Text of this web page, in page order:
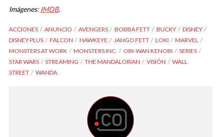
Imágenes: IMDB.
ACCIONES ANUNCIO AVENGERS BOBBA FETT BUCKY
DISNEY
DISNEY PLUS
FALCON HAWKEYE JANGO FETT LOKI
MARVEL
MONSTERS AT WORK
MONSTERS INC. OBI-WAN KENOBI
SERIES
STAR WARS
STREAMING THE MANDALORIAN VISIÓN
WALL
STREET
WANDA